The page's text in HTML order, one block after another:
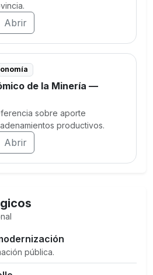
Abrir
de la Minería —
sobre aporte
productivos.
Abrir
pública.